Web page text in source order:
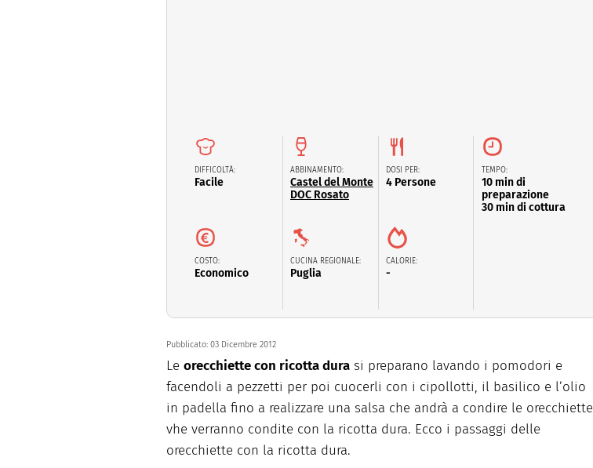
DIFFICOLTÀ:
Facile
ABBINAMENTO:
Castel del Monte
DOC Rosato
COSTO:
Economico
CUCINA REGIONALE:
Puglia
DOSI PER:
4 Persone
CALORIE:
-
TEMPO:
10 min di
preparazione
30 min di cottura
Pubblicato: 03 Dicembre 2012
Le orecchiette con ricotta dura si preparano lavando i pomodori e
facendoli a pezzetti per poi cuocerli con i cipollotti, il basilico e l’olio
in padella fino a realizzare una salsa che andrà a condire le orecchiette
vhe verranno condite con la ricotta dura. Ecco i passaggi delle
orecchiette con la ricotta dura.